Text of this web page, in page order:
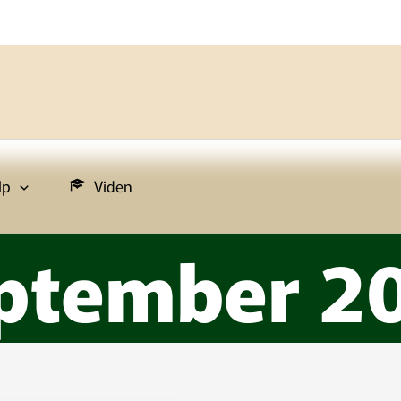
Viden